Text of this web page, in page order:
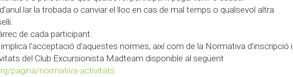
la trobada o canviar el lloc en cas de mal temps o qualsevol altra
de cada participant.
l'acceptació d'aquestes normes, així com de la Normativa d'inscripció i
del Club Excursionista Madteam disponible al següent
pagina/normativa-activitats